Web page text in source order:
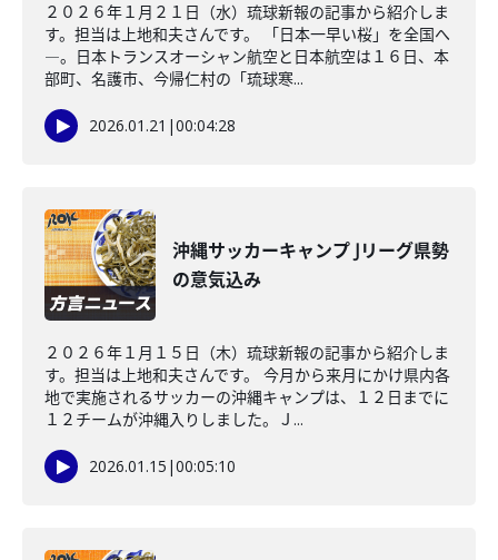
２０２６年１月２１日（水）琉球新報の記事から紹介しま
す。担当は上地和夫さんです。 「日本一早い桜」を全国へ
―。日本トランスオーシャン航空と日本航空は１６日、本
部町、名護市、今帰仁村の「琉球寒...
2026.01.21 |00:04:28
沖縄サッカーキャンプ Jリーグ県勢
の意気込み
２０２６年１月１５日（木）琉球新報の記事から紹介しま
す。担当は上地和夫さんです。 今月から来月にかけ県内各
地で実施されるサッカーの沖縄キャンプは、１２日までに
１２チームが沖縄入りしました。Ｊ...
2026.01.15 |00:05:10